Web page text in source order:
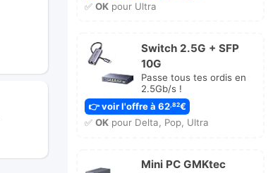
✅ OKpour Ultra
Switch 2.5G + SFP
10G
Passe tous tes ordis en
2.5Gb/s !
👉 voir l'offre à 62,82€
✅ OKpour Delta, Pop, Ultra
Mini PC GMKtec